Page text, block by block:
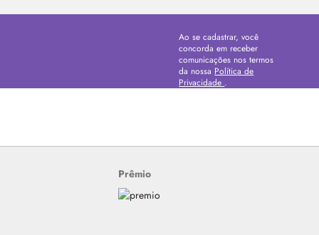
Ao se cadastrar, você
concorda em receber
comunicações nos termos
da nossa Política de
Privacidade .
Prêmio